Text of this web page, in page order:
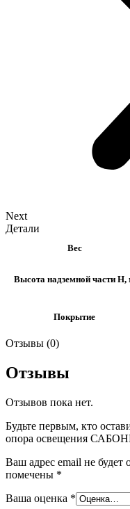
Next
Детали
Вес
Высота надземной части H,
Покрытие
Отзывы (0)
Отзывы
Отзывов пока нет.
Будьте первым, кто
опора освещения
Ваш адрес email не будет
помечены *
Ваша оценка *